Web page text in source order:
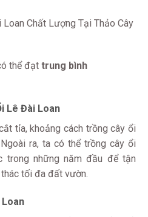
thể đạt trung bình
Lê Đài Loan
tỉa, khoảng cách trồng cây ổi
ra, ta có thể trồng cây ổi
trong những năm đầu để tận
tối đa đất vườn.